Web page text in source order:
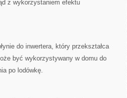
z wykorzystaniem ‍efektu⁣
do​ inwertera, który przekształca
być⁤ wykorzystywany w domu do
po ⁤lodówkę.